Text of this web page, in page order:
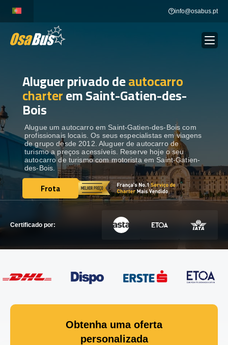
content
info@osabus.pt
ALUGUER DE AUTOCARROS
DESTINOS
FROTA
ENTRE EM CONTACTO
ENTRE EM CONTACTO
Aluguer privado deautocarro
charterem Saint-Gatien-des-
Bois
Alugue um autocarro em Saint-Gatien-des-Bois com
profissionais locais. Os seus especialistas em viagens
de grupo desde 2012. Aluguer de autocarro de
turismo a preços acessíveis. Reserve hoje o seu
autocarro de turismo com motorista em Saint-Gatien-
des-Bois.
Frota
Frota
Certificado por:
Obtenha uma oferta
personalizada